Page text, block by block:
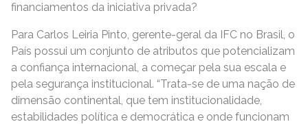
financiamentos da iniciativa privada?
Para Carlos Leiria Pinto, gerente-geral da IFC no Brasil, o
País possui um conjunto de atributos que potencializam
a confiança internacional, a começar pela sua escala e
pela segurança institucional. “Trata-se de uma nação de
dimensão continental, que tem institucionalidade,
estabilidades política e democrática e onde funcionam